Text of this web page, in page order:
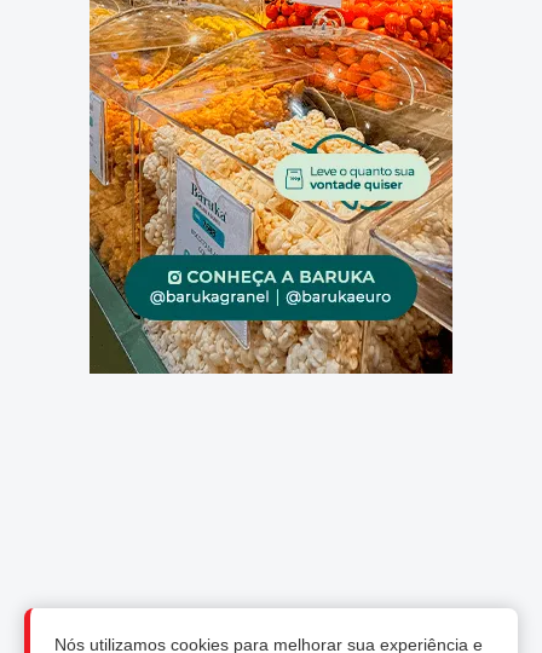
Nós utilizamos cookies para melhorar sua experiência e